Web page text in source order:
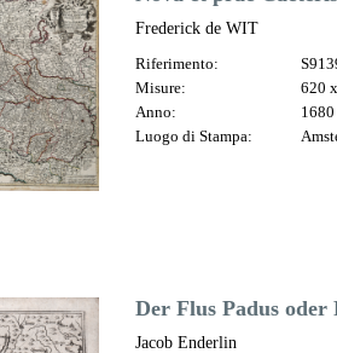
Frederick de WIT
Riferimento:
Misure:
620
Anno:
1680
Luogo di Stampa:
Der Flus Padus oder
Jacob Enderlin